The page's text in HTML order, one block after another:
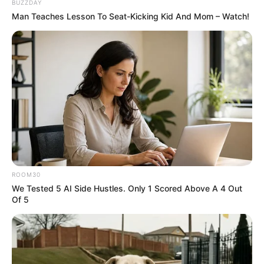
BUZZDAY
Man Teaches Lesson To Seat-Kicking Kid And Mom – Watch!
ROOM30
We Tested 5 AI Side Hustles. Only 1 Scored Above A 4 Out
Of 5